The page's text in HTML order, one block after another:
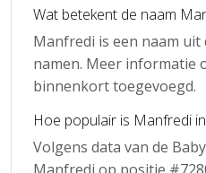
Wat betekent de naam
Manfredi is een naam
namen. Meer informatie
binnenkort toegevoegd.
Hoe populair is Manfredi
Volgens data van de
Manfredi op positie